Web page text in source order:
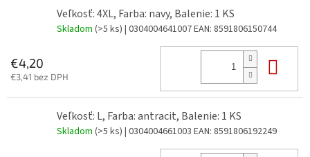
Veľkosť: 4XL, Farba: navy, Balenie: 1 KS
Skladom (>5 ks) | 0304004641007EAN: 8591806150744
€4,20
€3,41 bez DPH
Veľkosť: L, Farba: antracit, Balenie: 1 KS
Skladom (>5 ks) | 0304004661003 EAN: 8591806192249